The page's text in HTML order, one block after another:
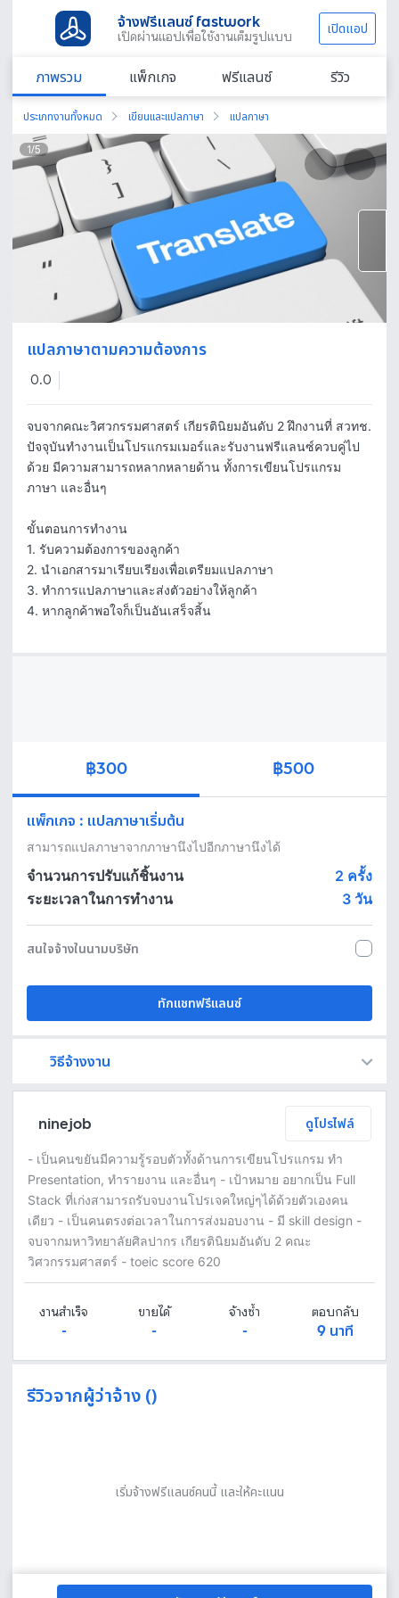
จ้างฟรีแลนซ์ fastwork
เปิดผ่านแอปเพื่อใช้งานเต็มรูปแบบ เปิดแอป
ภาพรวม แพ็กเกจ ฟรีแลนซ์ รีวิว
ประเภทงานทั้งหมด เขียนและแปลภาษา แปลภาษา
1/5
แปลภาษาตามความต้องการ
0.0
จบจากคณะวิศวกรรมศาสตร์ เกียรตินิยมอันดับ 2 ฝึกงานที่ สวทช.
ปัจจุบันทำงานเป็นโปรแกรมเมอร์และรับงานฟรีแลนซ์ควบคู่ไป
ด้วย มีความสามารถหลากหลายด้าน ทั้งการเขียนโปรแกรม
ภาษา และอื่นๆ
ขั้นตอนการทำงาน
1. รับความต้องการของลูกค้า
2. นำเอกสารมาเรียบเรียงเพื่อเตรียมแปลภาษา
3. ทำการแปลภาษาและส่งตัวอย่างให้ลูกค้า
4. หากลูกค้าพอใจก็เป็นอันเสร็จสิ้น
฿300 ฿500
แพ็กเกจ : แปลภาษาเริ่มต้น
สามารถแปลภาษาจากภาษานึงไปอีกภาษานึงได้
จำนวนการปรับแก้ชิ้นงาน
2 ครั้ง
ระยะเวลาในการทำงาน
3 วัน
สนใจจ้างในนามบริษัท
ทักแชทฟรีแลนซ์
วิธีจ้างงาน
ninejob ดูโปรไฟล์
- เป็นคนขยันมีความรู้รอบตัวทั้งด้านการเขียนโปรแกรม ทำ
Presentation, ทำรายงาน และอื่นๆ - เป้าหมาย อยากเป็น Full
Stack ที่เก่งสามารถรับจบงานโปรเจคใหญ่ๆได้ด้วยตัวเองคน
เดียว - เป็นคนตรงต่อเวลาในการส่งมอบงาน - มี skill design -
จบจากมหาวิทยาลัยศิลปากร เกียรตินิยมอันดับ 2 คณะ
วิศวกรรมศาสตร์ - toeic score 620
งานสำเร็จ
-
ขายได้
-
จ้างซ้ำ
-
ตอบกลับ
9 นาที
รีวิวจากผู้ว่าจ้าง ()
เริ่มจ้างฟรีแลนซ์คนนี้ และให้คะแนน